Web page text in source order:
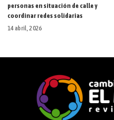
personas en situación de calle y
coordinar redes solidarias
14 abril, 2026